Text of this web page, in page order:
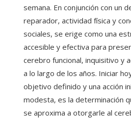
semana. En conjunción con un
reparador, actividad física y
sociales, se erige como una
accesible y efectiva para
cerebro funcional, inquisitivo y
a lo largo de los años. Iniciar
objetivo definido y una acción
modesta, es la determinación
se aproxima a otorgarle al